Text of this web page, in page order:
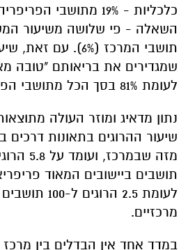
כלכליות - 19% מתושבי
השאלה - פי שלושה משיעור
תושבי המרכז (6%).
לעומת 81% בסך הכל מתושבי הפריפריה.
נתון מדאיג ומוזר העולה
שיעור ההרוגים בתאונות דרכים
תושבים ביישובים המאוד
לעומת 2.5
מרכזיים.
במדד אחד אין הבדלים בין מרכז